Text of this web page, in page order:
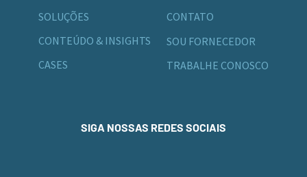
SOLUÇÕES
CONTEÚDO & INSIGHTS
CASES
CONTATO
SOU FORNECEDOR
TRABALHE CONOSCO
SIGA NOSSAS REDES SOCIAIS